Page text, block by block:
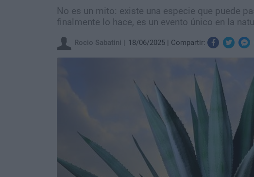
No es un mito: existe una especie que puede
finalmente lo hace, es un evento único en la
Rocio Sabatini 18/06/2025 Compartir: